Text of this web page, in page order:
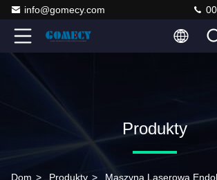
info@gomecy.com
Produkty
Dom > Produkty > Maszyna Laserowa